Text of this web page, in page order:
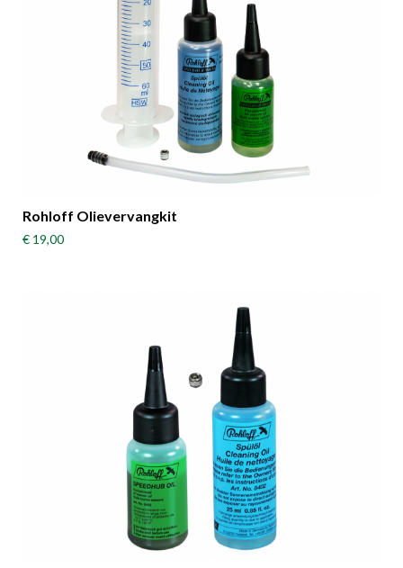
Rohloff Olievervangkit
€ 19,00